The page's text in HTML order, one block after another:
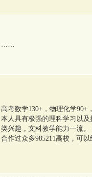
……
高考数学130+，物理化学90+
本人具有极强的理科学习以
类兴趣，文科教学能力一流
合作过众多985211高校，可